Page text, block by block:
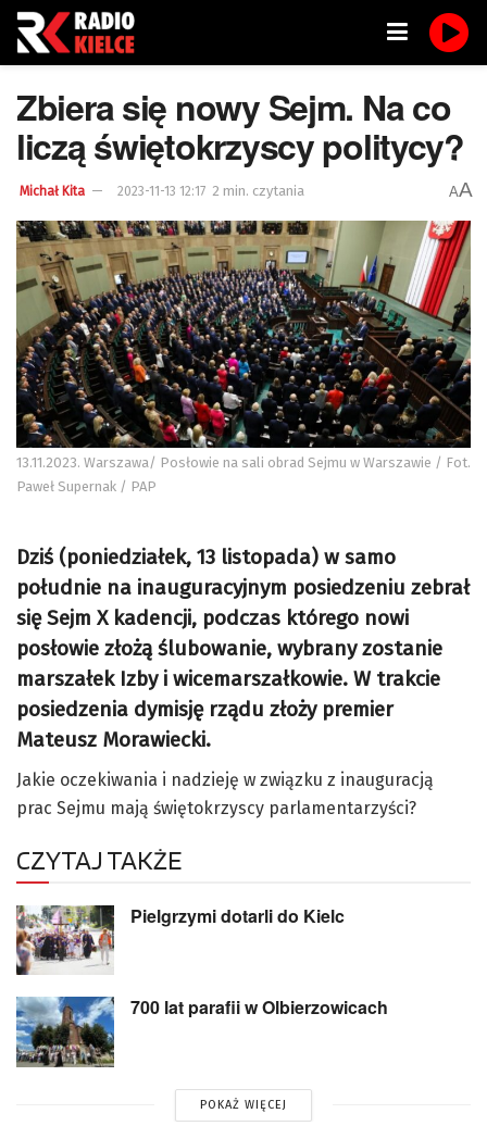
Zbiera się nowy Sejm. Na co
liczą świętokrzyscy politycy?
Michał Kita 2023-11-13 12:17 2 min. czytania AA
13.11.2023. Warszawa/ Posłowie na sali obrad Sejmu w Warszawie / Fot.
Paweł Supernak / PAP
Dziś (poniedziałek, 13 listopada) w samo
południe na inauguracyjnym posiedzeniu zebrał
się Sejm X kadencji, podczas którego nowi
posłowie złożą ślubowanie, wybrany zostanie
marszałek Izby i wicemarszałkowie. W trakcie
posiedzenia dymisję rządu złoży premier
Mateusz Morawiecki.
Jakie oczekiwania i nadzieję w związku z inauguracją
prac Sejmu mają świętokrzyscy parlamentarzyści?
CZYTAJ TAKŻE
Pielgrzymi dotarli do Kielc
700 lat parafii w Olbierzowicach
POKAŻ WIĘCEJ